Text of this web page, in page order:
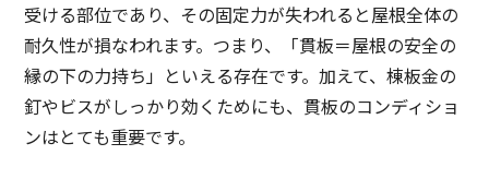
受ける部位であり、その固定力が失われると屋根全体の
耐久性が損なわれます。つまり、「貫板＝屋根の安全の
縁の下の力持ち」といえる存在です。加えて、棟板金の
釘やビスがしっかり効くためにも、貫板のコンディショ
ンはとても重要です。